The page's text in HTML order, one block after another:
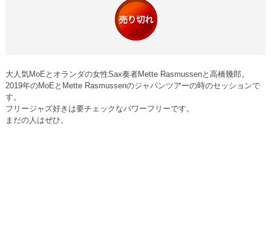
大人気MoEとオランダの女性Sax奏者Mette Rasmussenと高橋幾郎。
2019年のMoEとMette Rasmussenのジャパンツアーの時のセッションで
す。
フリージャズ好きは要チェックなパワーフリーです。
まだの人はぜひ。